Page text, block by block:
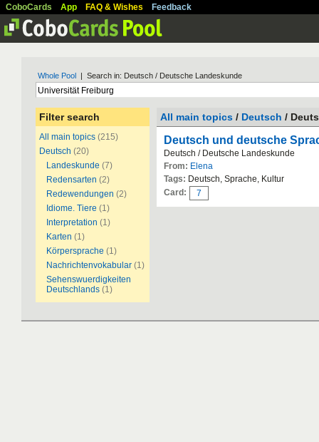
CoboCards App FAQ & Wishes Feedback
Whole Pool | Search in: Deutsch / Deutsche Landeskunde
Filter search
All main topics (215)
Deutsch (20)
Landeskunde (7)
Redensarten (2)
Redewendungen (2)
Idiome. Tiere (1)
Interpretation (1)
Karten (1)
Körpersprache (1)
Nachrichtenvokabular (1)
Sehenswuerdigkeiten
Deutschlands (1)
All main topics / Deutsch /
Deutsch und deutsche
Deutsch / Deutsche Landeskunde
From: Elena
Tags: Deutsch, Sprache, Kultur
Card:
7